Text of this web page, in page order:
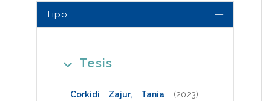
Tipo
Tesis
Corkidi Zajur, Tania (2023)